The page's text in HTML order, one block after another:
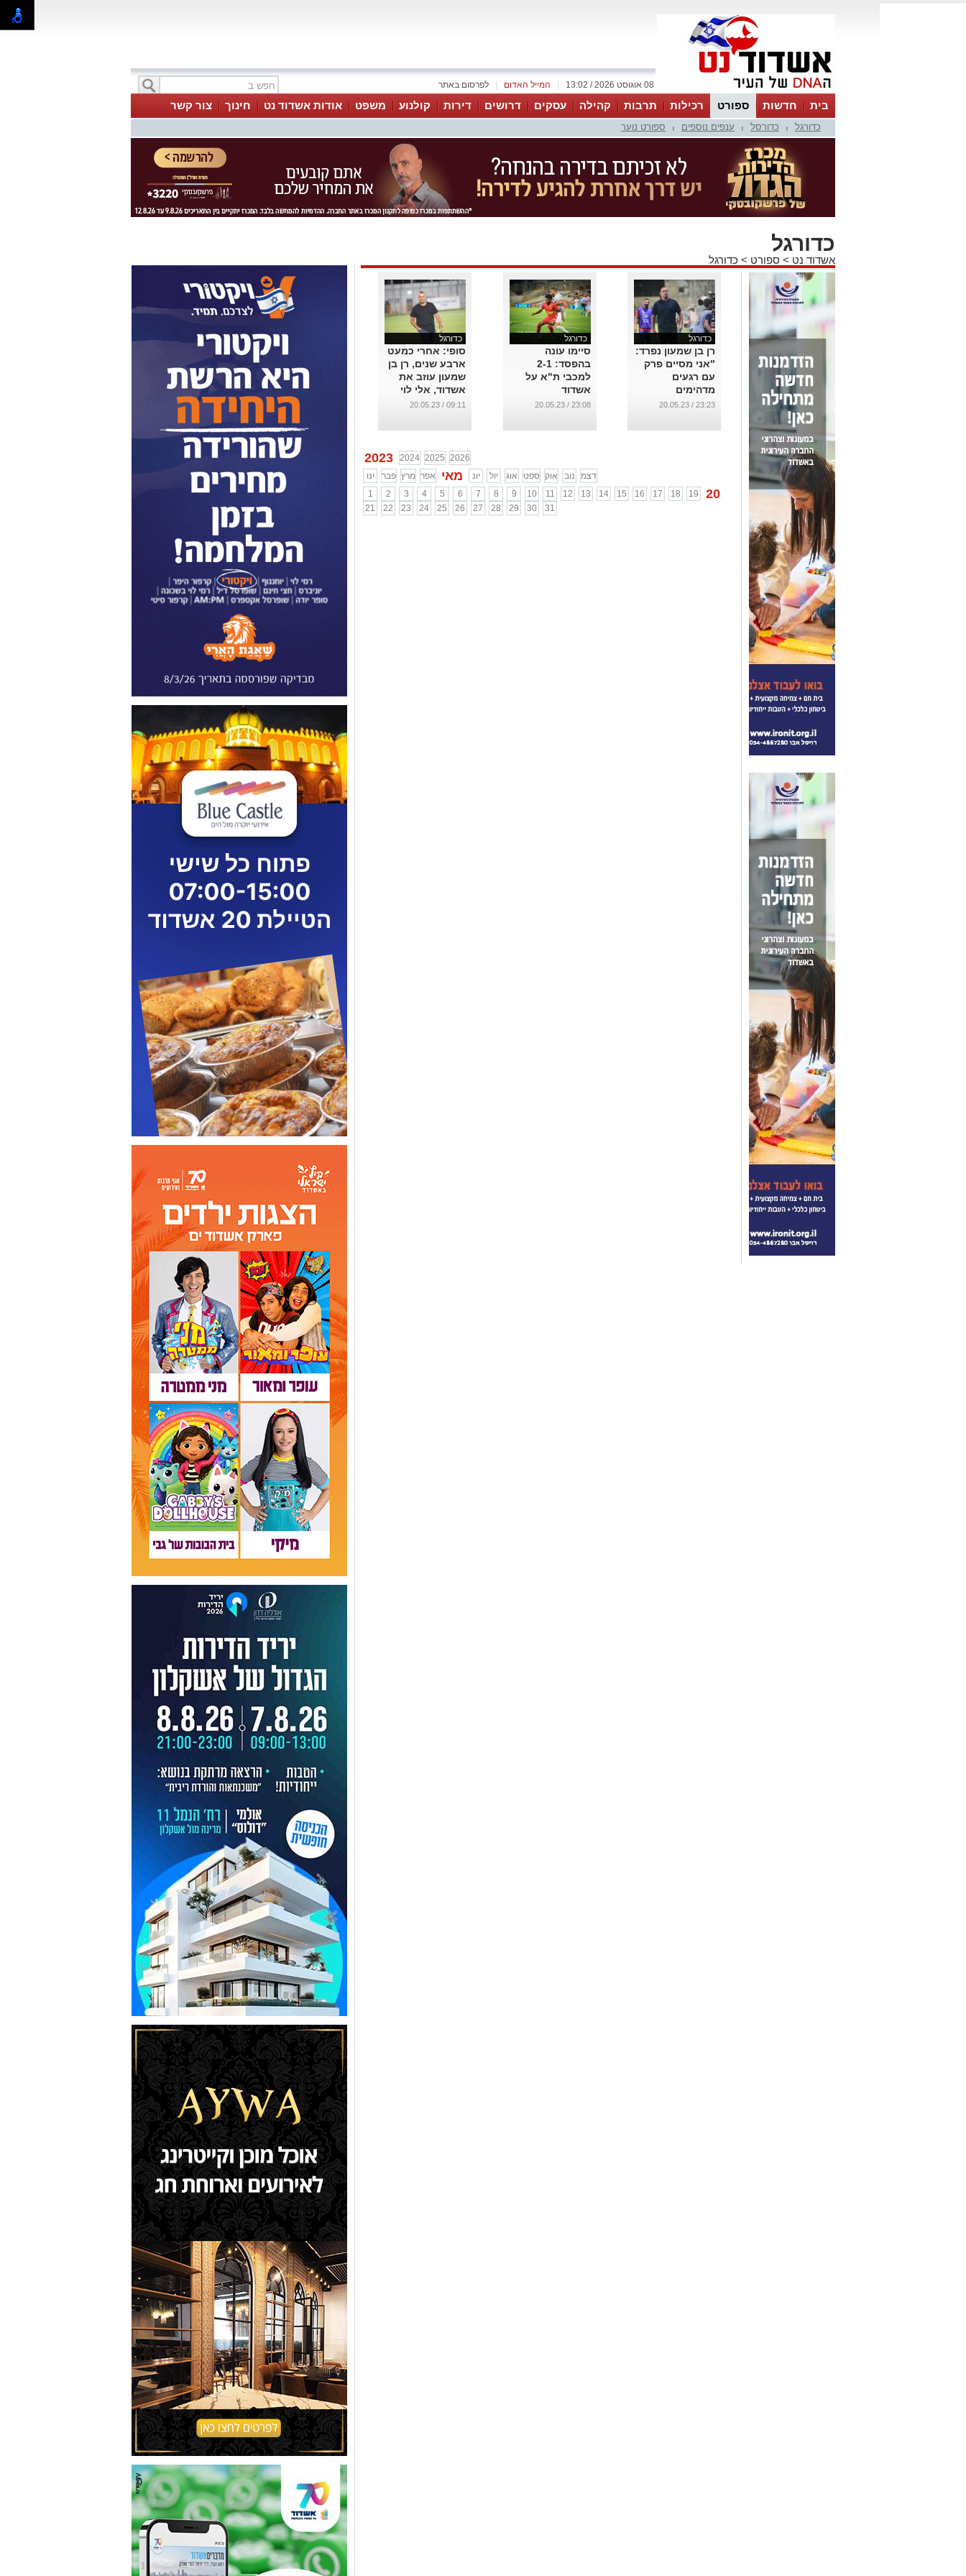
לפרסום באתר המייל האדום 08 אוגוסט 2026 / 13:02
בית חדשות ספורט רכילות תרבות קהילה עסקים דרושים דירות קולנוע משפט אודות אשדוד נט חינוך צור קשר
כדורגל כדורסל ענפים נוספים ספורט נוער
כדורגל
אשדוד נט > ספורט > כדורגל
כדורגל
רן בן שמעון נפרד:
"אני מסיים פרק
עם רגעים
מדהימים
באשדוד"
23:23 / 20.05.23
כדורגל
סיימו עונה
בהפסד: 2-1
למכבי ת"א על
אשדוד
...
23:08 / 20.05.23
כדורגל
סופי: אחרי כמעט
ארבע שנים, רן בן
שמעון עוזב את
אשדוד, אלי לוי
יחליפו
09:11 / 20.05.23
2023 2024 2025 2026
ינו
פבר מרץ אפר מאי יונ יול אוג ספט אוק נוב
דצמ
1
2 3 4 5 6 7 8 9 10 11 12 13 14 15 16 17 18 19 20
21 22 23 24 25 26 27 28 29 30 31